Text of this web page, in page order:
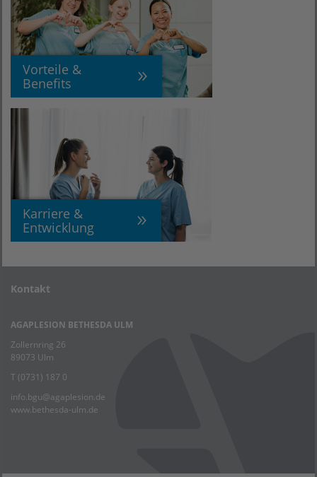
Vorteile &
Benefits
Karriere &
Entwicklung
Kontakt
AGAPLESION BETHESDA ULM
Zollernring 26
89073 Ulm
T (0731) 187 0
info.bgu@agaplesion.de
www.bethesda-ulm.de